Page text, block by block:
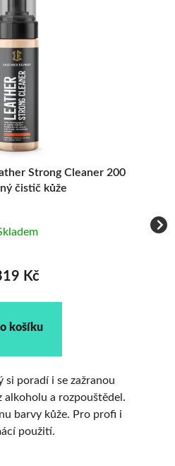
Strong Cleaner 200
čistič kůže
Kč
košíku
si poradí i se zažranou
kůže. Pro profi i
použití.